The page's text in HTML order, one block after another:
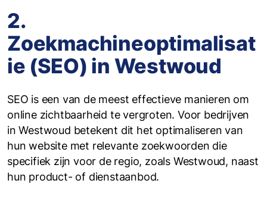
2.
Zoekmachineoptimalisat
ie (SEO) in Westwoud
SEO is een van de meest effectieve manieren om
online zichtbaarheid te vergroten. Voor bedrijven
in Westwoud betekent dit het optimaliseren van
hun website met relevante zoekwoorden die
specifiek zijn voor de regio, zoals Westwoud, naast
hun product- of dienstaanbod.